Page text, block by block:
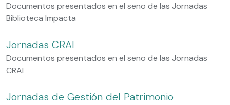
Documentos presentados en el seno de las Jornadas
Biblioteca Impacta
Jornadas CRAI
Documentos presentados en el seno de las Jornadas
CRAI
Jornadas de Gestión del Patrimonio